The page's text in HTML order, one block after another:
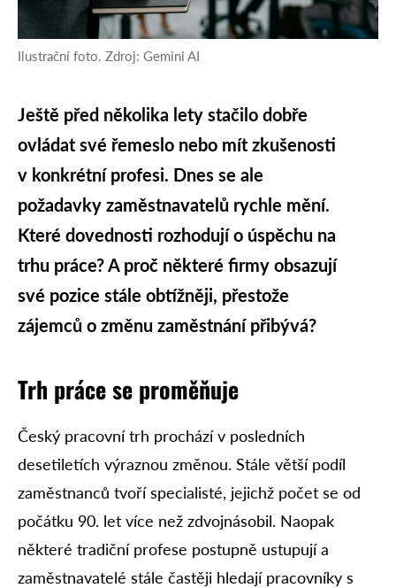
Ilustrační foto. Zdroj: Gemini AI
Ještě před několika lety stačilo dobře
ovládat své řemeslo nebo mít zkušenosti
v konkrétní profesi. Dnes se ale
požadavky zaměstnavatelů rychle mění.
Které dovednosti rozhodují o úspěchu na
trhu práce? A proč některé firmy obsazují
své pozice stále obtížněji, přestože
zájemců o změnu zaměstnání přibývá?
Trh práce se proměňuje
Český pracovní trh prochází v posledních
desetiletích výraznou změnou. Stále větší podíl
zaměstnanců tvoří specialisté, jejichž počet se od
počátku 90. let více než zdvojnásobil. Naopak
některé tradiční profese postupně ustupují a
zaměstnavatelé stále častěji hledají pracovníky s